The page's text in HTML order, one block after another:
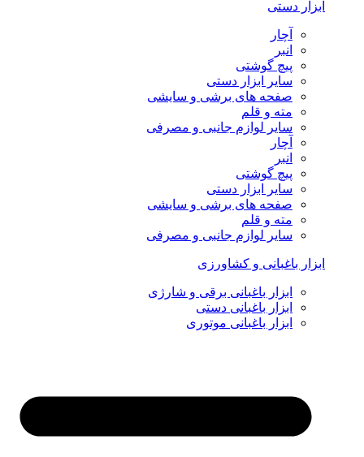
ابزار دستی
آچار
انبر
پیچ گوشتی
سایر ابزار دستی
صفحه های برشی و سایشی
مته و قلم
سایر لوازم جانبی و مصرفی
آچار
انبر
پیچ گوشتی
سایر ابزار دستی
صفحه های برشی و سایشی
مته و قلم
سایر لوازم جانبی و مصرفی
ابزار باغبانی و کشاورزی
ابزار باغبانی برقی و شارژی
ابزار باغبانی دستی
ابزار باغبانی موتوری